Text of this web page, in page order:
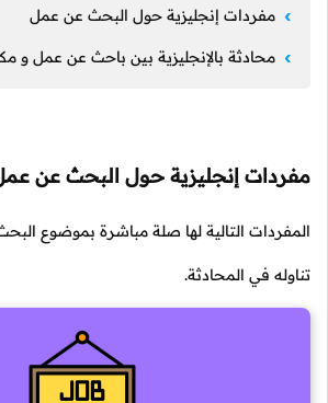
مفردات إنجليزية حول البحث عن عمل
محادثة بالإنجليزية بين باحث عن عمل و
مفردات إنجليزية حول البحث عن
المفردات التالية لها صلة مباشرة بموضوع
تناوله في المحادثة.